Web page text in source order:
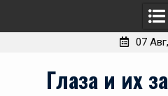
07
Глаза и их